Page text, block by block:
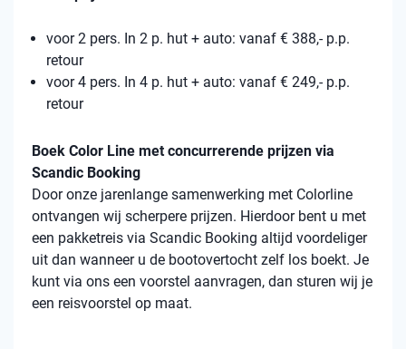
voor 2 pers. In 2 p. hut + auto: vanaf € 388,- p.p.
retour
voor 4 pers. In 4 p. hut + auto: vanaf € 249,- p.p.
retour
Boek Color Line met concurrerende prijzen via
Scandic Booking
Door onze jarenlange samenwerking met Colorline
ontvangen wij scherpere prijzen. Hierdoor bent u met
een pakketreis via Scandic Booking altijd voordeliger
uit dan wanneer u de bootovertocht zelf los boekt. Je
kunt via ons een voorstel aanvragen, dan sturen wij je
een reisvoorstel op maat.